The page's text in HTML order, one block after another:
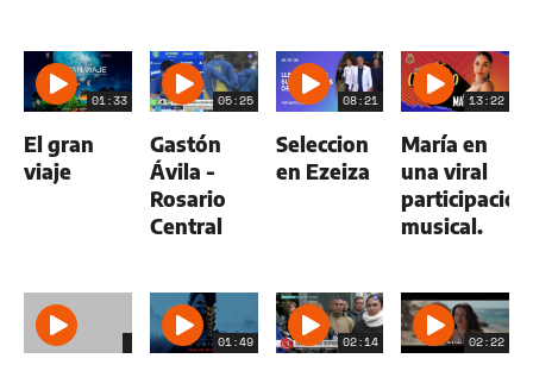
01:33
El gran
viaje
05:25
Gastón
Ávila -
Rosario
Central
08:21
Seleccion
en Ezeiza
13:22
María en
una viral
participación
musical.
01:49 02:14 02:22